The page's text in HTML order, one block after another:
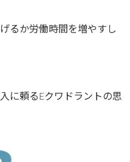
るか労働時間を増やすし
に頼るEクワドラントの思